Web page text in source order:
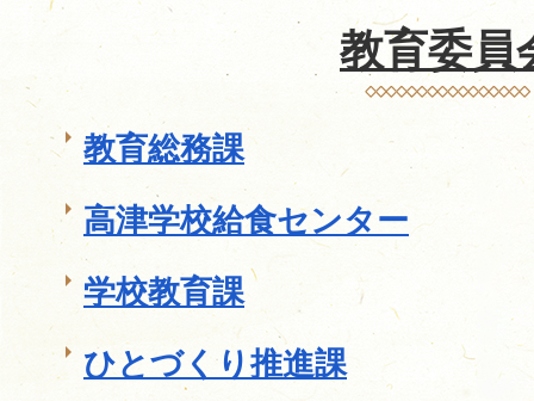
教育委員
教育総務課
高津学校給食センター
学校教育課
ひとづくり推進課